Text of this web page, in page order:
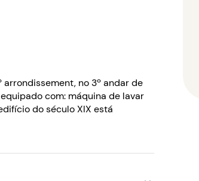
arrondissement, no 3º andar de
com: máquina de lavar
do século XIX está